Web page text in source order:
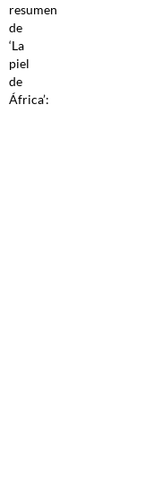
resumen
de
‘La
piel
de
África’: